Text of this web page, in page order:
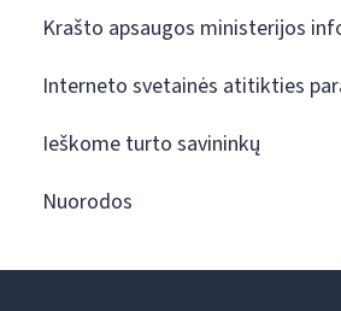
Krašto apsaugos ministerijos
Interneto svetainės atitikties
Ieškome turto savininkų
Nuorodos